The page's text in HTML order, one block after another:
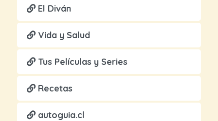
El Diván
Vida y Salud
Tus Películas y Series
Recetas
autoguia.cl